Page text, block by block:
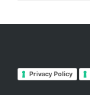
Privacy Policy